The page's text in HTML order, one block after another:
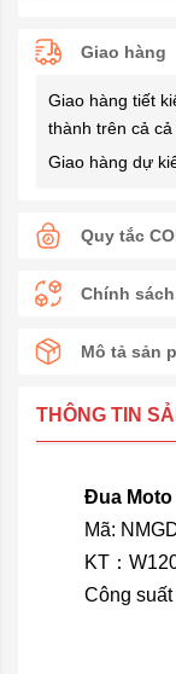
Giao hàng
Giao hàng tiết
thành trên cả
Giao hàng dự
Quy tắc
Chính
Mô tả sản
THÔNG TIN
Đua Moto
Mã:
KT：
Công